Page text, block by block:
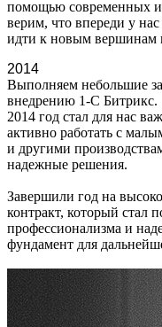
помощью современных
верим, что впереди у
идти к новым вершинам
2014
Выполняем небольшие
внедрению 1-C Битрикс.
2014 год стал для нас
активно работать с
и другими
надежные решения.
Завершили год на
контракт, который стал
профессионализма и
фундамент для